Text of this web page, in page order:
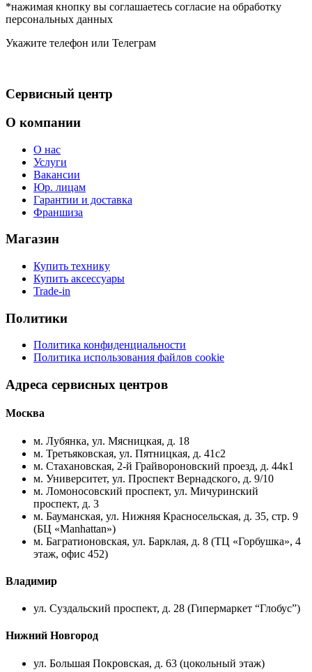
*нажимая кнопку вы соглашаетесь согласие на обработку
персональных данных
Укажите телефон или Телеграм
Сервисный центр
О компании
О нас
Услуги
Вакансии
Юр. лицам
Гарантии и доставка
Франшиза
Магазин
Купить технику
Купить аксессуары
Trade-in
Политики
Политика конфиденциальности
Политика использования файлов cookie
Адреса сервисных центров
Москва
м. Лубянка, ул. Мясницкая, д. 18
м. Третьяковская, ул. Пятницкая, д. 41с2
м. Стахановская, 2-й Грайвороновский проезд, д. 44к1
м. Университет, ул. Проспект Вернадского, д. 9/10
м. Ломоносовский проспект, ул. Мичуринский
проспект, д. 3
м. Бауманская, ул. Нижняя Красносельская, д. 35, стр. 9
(БЦ «Manhattan»)
м. Багратионовская, ул. Барклая, д. 8 (ТЦ «Горбушка», 4
этаж, офис 452)
Владимир
ул. Суздальский проспект, д. 28 (Гипермаркет “Глобус”)
Нижний Новгород
ул. Большая Покровская, д. 63 (цокольный этаж)